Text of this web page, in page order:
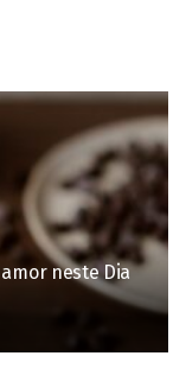
neste Dia